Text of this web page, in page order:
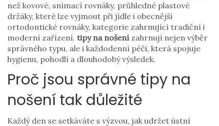
než kovové, snímací rovnáky, průhledné plastové
držáky, které lze vyjmout při jídle i obecnější
ortodontické rovnáky, kategorie zahrnující tradiční i
moderní zařízení. tipy na nošenízahrnují nejen výběr
správného typu, ale i každodenní péči, která spojuje
hygienu, pohodlí a dlouhodobý výsledek.
Proč jsou správné tipy na
nošení tak důležité
Každý den se setkáváte s výzvou, jak udržet ústní